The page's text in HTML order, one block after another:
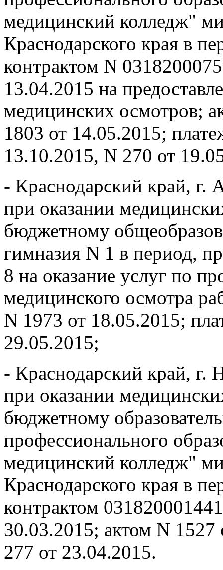
медицинский колледж"
Краснодарского края в
контрактом N
13.04.2015 на
медицинских осмотров;
1803 от 14.05.2015;
13.10.2015, N 270 от
- Краснодарский край,
при оказании
бюджетному
гимназия N 1 в период,
8 на оказание услуг по
медицинского осмотра
N 1973 от 18.05.2015;
29.05.2015;
- Краснодарский край, г.
при оказании
бюджетному
профессионального
медицинский колледж"
Краснодарского края в
контрактом
30.03.2015; актом N 1527
277 от 23.04.2015.